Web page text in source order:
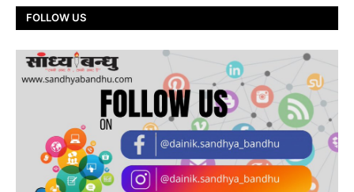
FOLLOW US